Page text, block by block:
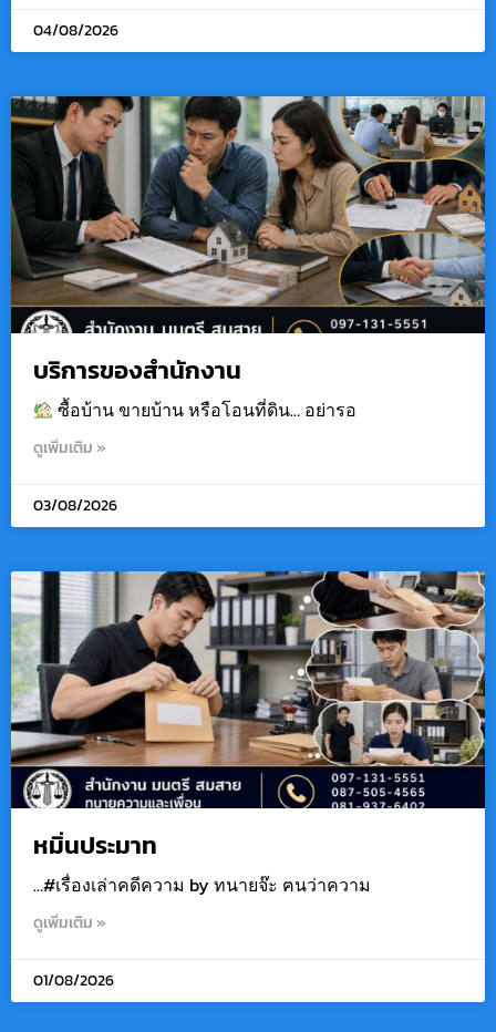
04/08/2026
บริการของสำนักงาน
ซื้อบ้าน ขายบ้าน หรือโอนที่ดิน… อย่ารอ
ดูเพิ่มเติม »
03/08/2026
หมิ่นประมาท
…#เรื่องเล่าคดีความ by ทนายจ๊ะ ฅนว่าความ
ดูเพิ่มเติม »
01/08/2026